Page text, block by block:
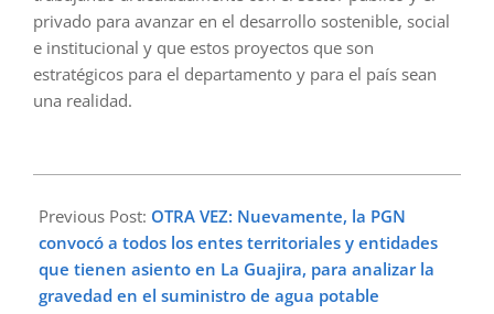
privado para avanzar en el desarrollo sostenible, social
e institucional y que estos proyectos que son
estratégicos para el departamento y para el país sean
una realidad.
05-
13
Previous Post: OTRA VEZ: Nuevamente, la PGN
convocó a todos los entes territoriales y entidades
que tienen asiento en La Guajira, para analizar la
gravedad en el suministro de agua potable